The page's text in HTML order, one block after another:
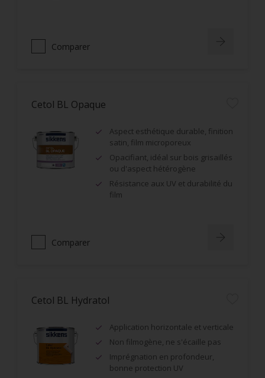
Comparer
Cetol BL Opaque
Aspect esthétique durable, finition
satin, film microporeux
Opacifiant, idéal sur bois grisaillés
ou d'aspect hétérogène
Résistance aux UV et durabilité du
film
Comparer
Cetol BL Hydratol
Application horizontale et verticale
Non filmogène, ne s'écaille pas
Imprégnation en profondeur,
bonne protection UV